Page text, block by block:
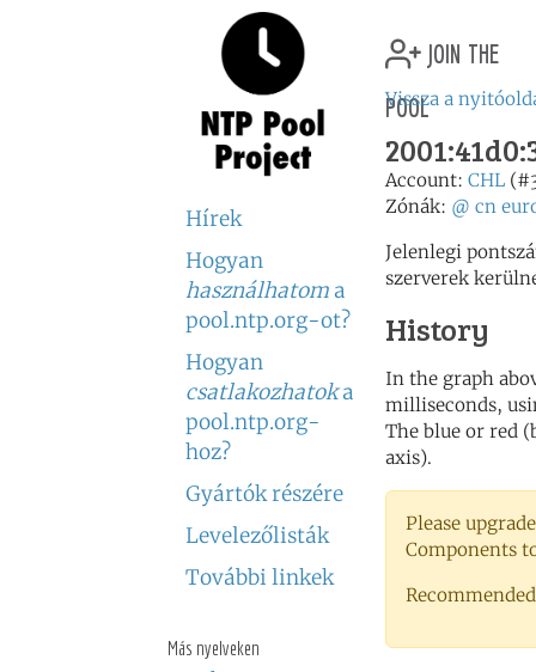
Hírek
Hogyan
használhatom a
pool.ntp.org-ot?
Hogyan
csatlakozhatoka
pool.ntp.org-
hoz?
Gyártók részére
Levelezőlisták
További linkek
Más nyelveken
join the
pool
Vissza a
Account: CHL
Zónák: @ cn
Jelenlegi
szerverek
History
In the graph
milliseconds,
The blue or red
axis).
Please
Components